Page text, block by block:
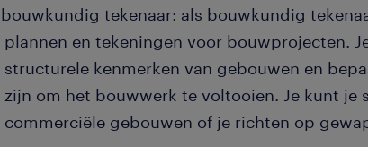
bouwkundig tekenaar: als bouwkundig
plannen en tekeningen voor bouwprojecten.
structurele kenmerken van gebouwen en
zijn om het bouwwerk te voltooien. Je kunt je
commerciële gebouwen of je richten op